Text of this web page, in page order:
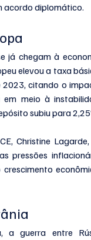
acordo diplomático.
já chegam à
elevou a taxa
2023, citando o
em meio à
subiu para
Christine
pressões
crescimento
a guerra entre